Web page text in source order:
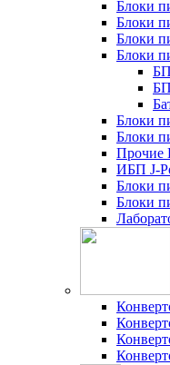
Блоки
Блоки
Блоки
Блоки
Блоки
Блоки
Прочие
ИБП J-
Блоки
Блоки